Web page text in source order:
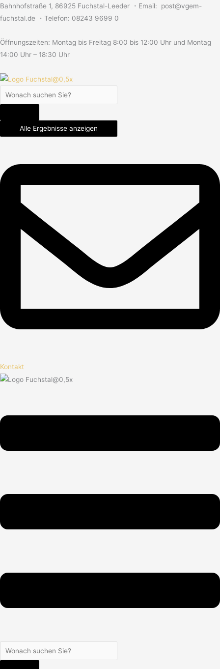
Skip
to
Bahnhofstraße 1, 86925 Fuchstal-Leeder ・Email: post@vgem-
fuchstal.de ・Telefon: 08243 9699 0
Öffnungszeiten: Montag bis Freitag 8:00 bis 12:00 Uhr und Montag
14:00 Uhr – 18:30 Uhr
Search
...
Alle Ergebnisse anzeigen
Kontakt
Search
...
Search
...